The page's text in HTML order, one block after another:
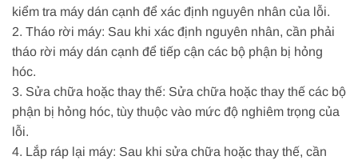
kiểm tra máy dán cạnh để xác định nguyên nhân của lỗi.
2. Tháo rời máy: Sau khi xác định nguyên nhân, cần phải
tháo rời máy dán cạnh để tiếp cận các bộ phận bị hỏng
hóc.
3. Sửa chữa hoặc thay thế: Sửa chữa hoặc thay thế các bộ
phận bị hỏng hóc, tùy thuộc vào mức độ nghiêm trọng của
lỗi.
4. Lắp ráp lại máy: Sau khi sửa chữa hoặc thay thế, cần